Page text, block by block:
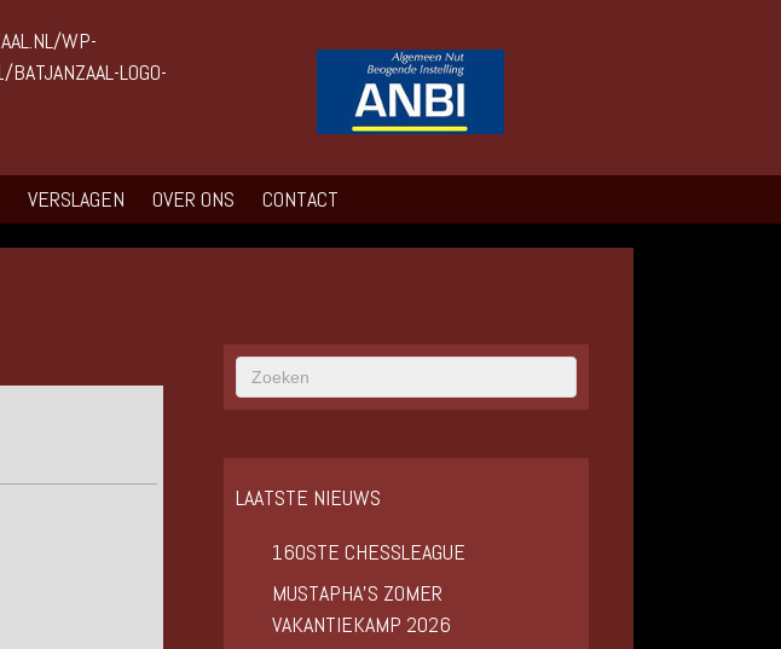
VERSLAGEN OVER ONS CONTACT
LAATSTE NIEUWS
160STE CHESSLEAGUE
MUSTAPHA’S ZOMER
VAKANTIEKAMP 2026